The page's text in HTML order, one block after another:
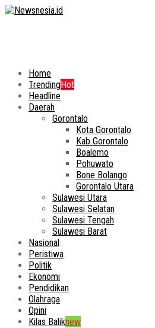
Home
TrendingHot
Headline
Daerah
Gorontalo
Kota Gorontalo
Kab Gorontalo
Boalemo
Pohuwato
Bone Bolango
Gorontalo Utara
Sulawesi Utara
Sulawesi Selatan
Sulawesi Tengah
Sulawesi Barat
Nasional
Peristiwa
Politik
Ekonomi
Pendidikan
Olahraga
Opini
Kilas Baliknew